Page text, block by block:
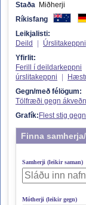
Staða Miðherji
Ríkisfang
Leikjalisti:
Deild
Úrslitakeppni
Yfirlit:
Ferill í deildarkeppni
úrslitakeppni
Gegn/með félögum:
Tölfræði gegn
Grafík: Flest stig
Finna
Samherji (leikir saman)
Mótherji (leikir gegn)